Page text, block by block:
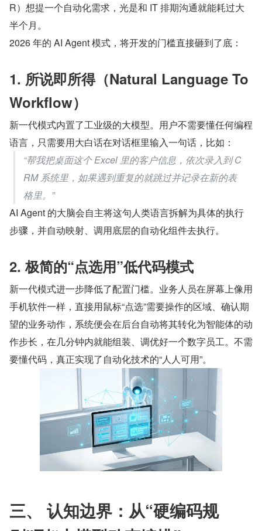
R）想提一个自动化需求，光是和 IT 排期沟通就能耗过大
半个月。
2026 年的 AI Agent 模式，将开发的门槛直接砸到了底：
1. 所说即所得（Natural Language To
Workflow）
新一代模式内置了工业级的大模型。用户不需要懂任何编程
语言，只需要用大白话在对话框里输入一句话，比如：
“帮我把桌面这个 Excel 里的客户信息，依次录入到 C
RM 系统里，如果遇到重复的就跳过并记录在新的表
格里。”
AI Agent 的大脑会自主将这句人类语言拆解为具体的执行
步骤，并自动映射、调用底层的自动化组件去执行。
2. 极简的“点选用”低代码模式
新一代模式进一步降低了配置门槛。业务人员在屏幕上像用
手机软件一样，直接用鼠标“点选”需要操作的区域、确认期
望的业务动作，系统便会在后台自动将其转化为智能体的动
作步长，在几分钟内就能组装、调优好一个数字员工。不需
要懂代码，真正实现了自动化技术的“人人可用”。
三、 认知边界：从“硬编码规